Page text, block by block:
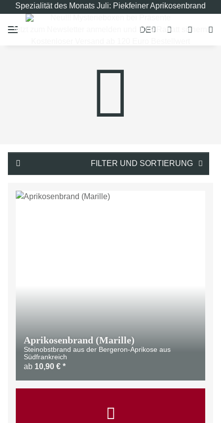
Spezialität des Monats Juli: Piekfeiner Aprikosenbrand
Jetzt zum Newsletter anmelden und 10% Rabatt sichern!
DE
FILTER UND SORTIERUNG
Aprikosenbrand (Marille)
Steinobstbrand aus der Bergeron-Aprikose aus
Südfrankreich
ab 10,90 € *